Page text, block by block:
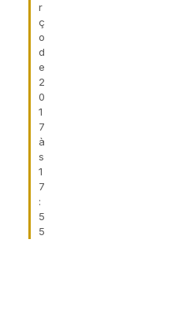
r
ç
o
d
e
2
0
1
7
à
s
1
7
:
5
5